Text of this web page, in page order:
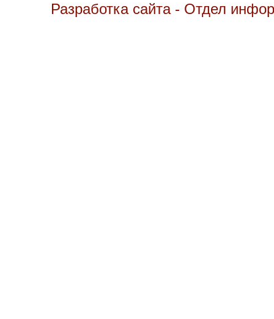
Разработка сайта - Отдел